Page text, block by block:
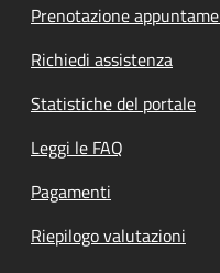
Prenotazione
Richiedi assistenza
Statistiche del portale
Leggi le FAQ
Pagamenti
Riepilogo valutazioni